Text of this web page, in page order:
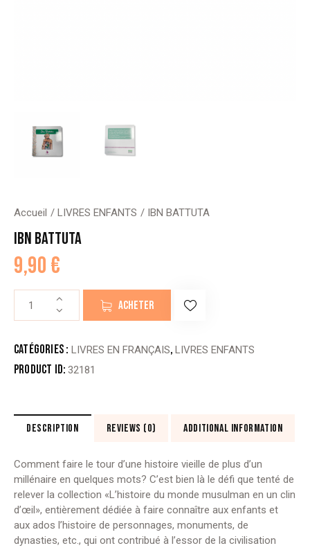
Accueil LIVRES ENFANTS IBN BATTUTA
IBN BATTUTA
9,90€
BATTUTA
ACHETER
Catégories : LIVRES EN FRANÇAIS,LIVRES ENFANTS
Product ID:32181
DESCRIPTION REVIEWS (0) ADDITIONAL INFORMATION
Comment faire le tour d’une histoire vieille de plus d’un
millénaire en quelques mots? C’est bien là le défi que tenté de
relever la collection «L’histoire du monde musulman en un clin
d’œil», entièrement dédiée à faire connaître aux enfants et
aux ados l’histoire de personnages, monuments, de
dynasties, etc., qui ont contribué à l’essor de la civilisation